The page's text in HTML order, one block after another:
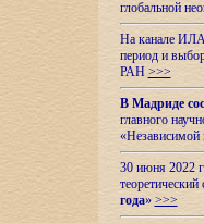
глобальной
На канале
период и
РАН >>>
В Мадриде
главного
«Независимой
30 июня 2022
года» >>>